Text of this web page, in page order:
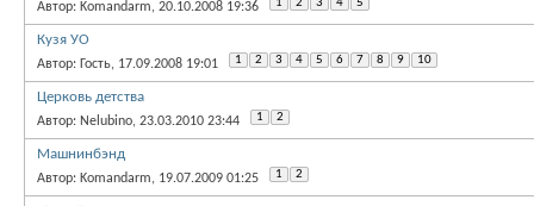
Автор: Komandarm, 20.10.2008 19:36 1 2 3 4 5
Кузя УО
Автор: Гость, 17.09.2008 19:01 1 2 3 4 5 6 7 8 9 10
Церковь детства
Автор: Nelubino, 23.03.2010 23:44 1 2
Машнинбэнд
Автор: Komandarm, 19.07.2009 01:25 1 2